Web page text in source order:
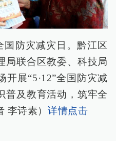
防灾减灾日。黔江区
局联合区教委、科技局
展“5·12”全国防灾减
普及教育活动，筑牢全
李诗素） 详情点击